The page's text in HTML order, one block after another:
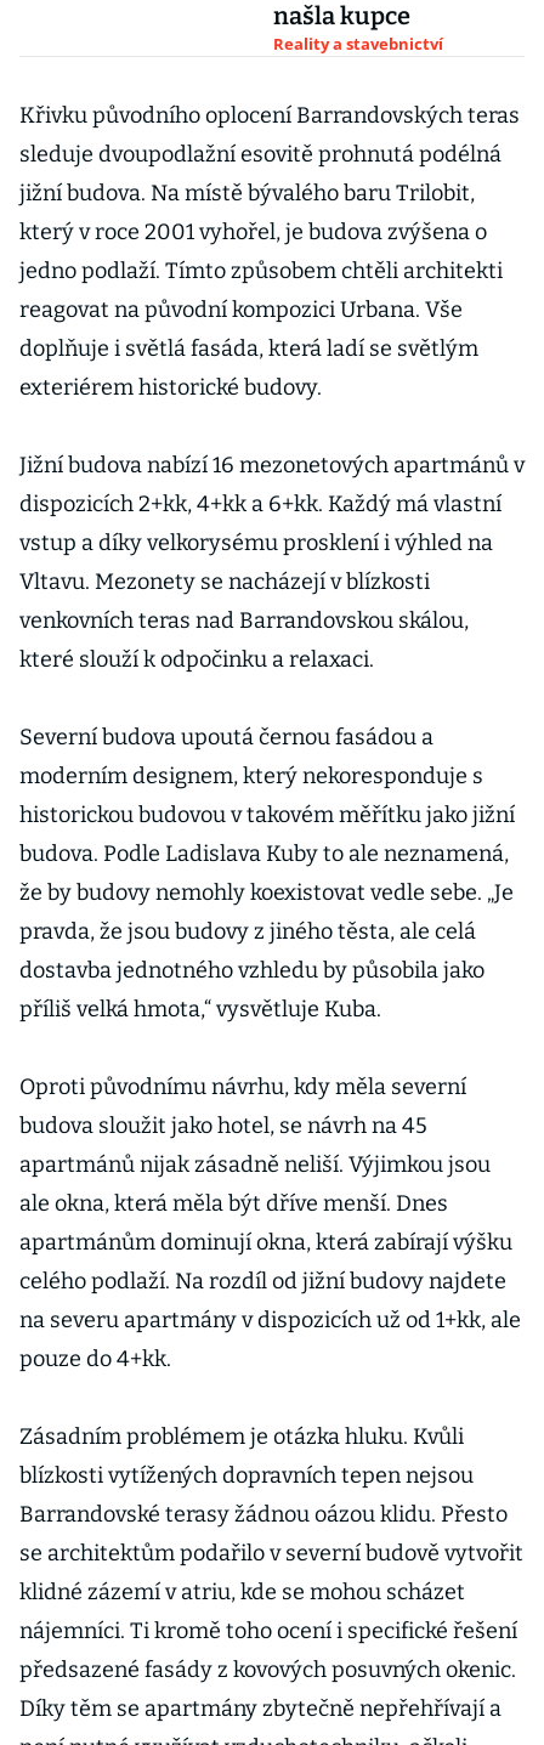
našla kupce
Reality a stavebnictví
Křivku původního oplocení Barrandovských teras
sleduje dvoupodlažní esovitě prohnutá podélná
jižní budova. Na místě bývalého baru Trilobit,
který v roce 2001 vyhořel, je budova zvýšena o
jedno podlaží. Tímto způsobem chtěli architekti
reagovat na původní kompozici Urbana. Vše
doplňuje i světlá fasáda, která ladí se světlým
exteriérem historické budovy.
Jižní budova nabízí 16 mezonetových apartmánů v
dispozicích 2+kk, 4+kk a 6+kk. Každý má vlastní
vstup a díky velkorysému prosklení i výhled na
Vltavu. Mezonety se nacházejí v blízkosti
venkovních teras nad Barrandovskou skálou,
které slouží k odpočinku a relaxaci.
Severní budova upoutá černou fasádou a
moderním designem, který nekoresponduje s
historickou budovou v takovém měřítku jako jižní
budova. Podle Ladislava Kuby to ale neznamená,
že by budovy nemohly koexistovat vedle sebe. „Je
pravda, že jsou budovy z jiného těsta, ale celá
dostavba jednotného vzhledu by působila jako
příliš velká hmota,“ vysvětluje Kuba.
Oproti původnímu návrhu, kdy měla severní
budova sloužit jako hotel, se návrh na 45
apartmánů nijak zásadně neliší. Výjimkou jsou
ale okna, která měla být dříve menší. Dnes
apartmánům dominují okna, která zabírají výšku
celého podlaží. Na rozdíl od jižní budovy najdete
na severu apartmány v dispozicích už od 1+kk, ale
pouze do 4+kk.
Zásadním problémem je otázka hluku. Kvůli
blízkosti vytížených dopravních tepen nejsou
Barrandovské terasy žádnou oázou klidu. Přesto
se architektům podařilo v severní budově vytvořit
klidné zázemí v atriu, kde se mohou scházet
nájemníci. Ti kromě toho ocení i specifické řešení
předsazené fasády z kovových posuvných okenic.
Díky těm se apartmány zbytečně nepřehřívají a